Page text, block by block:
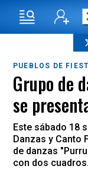
PUEBLOS DE
Grupo de
se
Este sábado 18
Danzas y Canto
de danzas
con dos cuadros.